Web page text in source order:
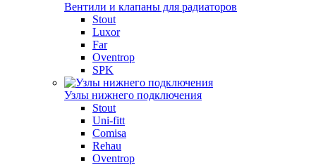
Вентили и клапаны для радиаторов
Stout
Luxor
Far
Oventrop
SPK
Узлы нижнего подключения
Stout
Uni-fitt
Comisa
Rehau
Oventrop